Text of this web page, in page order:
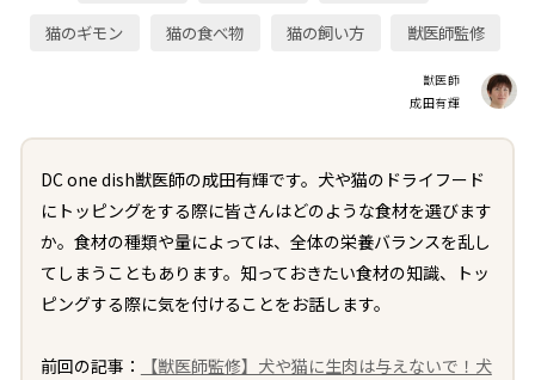
猫のギモン
猫の食べ物 猫の飼い方 獣医師監修
獣医師
成田有輝
DC one dish獣医師の成田有輝です。犬や猫のドライフード
にトッピングをする際に皆さんはどのような食材を選びます
か。食材の種類や量によっては、全体の栄養バランスを乱し
てしまうこともあります。知っておきたい食材の知識、トッ
ピングする際に気を付けることをお話します。
前回の記事：
【獣医師監修】犬や猫に生肉は与えないで！犬